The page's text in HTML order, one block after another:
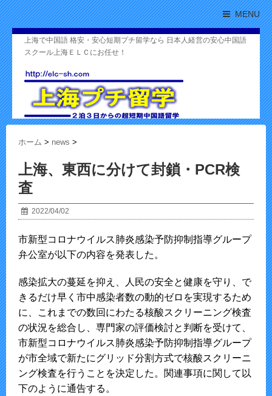
MENU
上海で中国語 格安・安心短期プチ留学なら 日本人経営の安心中国語
スクール上海ＥＬＣにお任せ！
ホーム > news >
上海、東西に分けて封鎖・PCR検
査
2022/04/02
市新型コロナウイルス肺炎感染予防抑制指導グループ
弁公室が以下の内容を発表した。
感染拡大の蔓延を抑え、人民の安全と健康を守り、で
きるだけ早く市中感染者数の動的ゼロを実現するため
に、これまでの数回にわたる核酸スクリーニング検査
の状況を総合し、専門家の評価検討と判断を受けて、
市新型コロナウイルス肺炎感染予防抑制指導グループ
が市全域で新たにグリッド分割方式で核酸スクリーニ
ング検査を行うことを決定した。関連事項に関して以
下のように通告する。